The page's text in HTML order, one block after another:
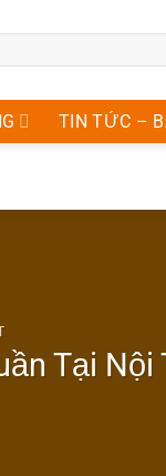
TIN TỨC –
Tại